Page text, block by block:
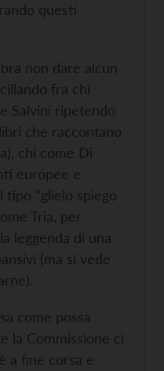
questi
non dare alcun
fra chi
Salvini ripetendo
che raccontano
chi come Di
europee e
“glielo spiego
Tria, per
leggenda di una
(ma si vede
come possa
la Commissione ci
a fine corsa e